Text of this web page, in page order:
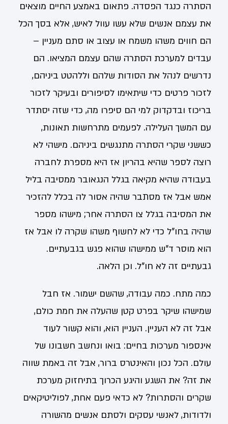
הסתרה כנגד הפסדה. פתאום באמצע החיים מוצאים
את עצמם אנשים שלא עשו עוול לאיש, אלא בסך הכל
הם חווים משהו משמח או עצוב או סתם מעניין –
עבדים למערכת הסתרה שהם עצמם המציאו. הם
נדרשים לנהל את הסודות שלהם וללהטט ביניהם,
לזכור פרטים כדי שיתאימו לסיפורים ובעיקר לזכור
בריכוז ובדקדוק למי הם סיפרו מה, כדי שזה יסתדר
עם המשך העלילה. לפעמים מתרחשות תאונות,
כששני שקרי הסתרה מתנגשים ביניהם. מישהי לא
רוצה לספר שהיא בהריון אז היא מספרת לחברה
בעבודה שהיא מקיאה בגלל הנגאובר ממסיבה בליל
אמש אבל אז מסתבר שהיה אסור לה בכלל להזכיר
את המסיבה בגלל צו הסתרה אחר; מישהו מספר
שהיה בחו"ל כדי לא לחשוף משהו שקרה לו אבל אז
הוא מוסר ד"ש ממישהו שהוא פגש בגבעתיים.
גבעתיים זה לא חו"ל. וכן הלאה.
כמה מתח. כמה עבודה, שהשם ישמור. אז חבל
שמישהו שיקר בפרט קטן שהעלה את חמת כולם,
אבל זה לא העניין. העניין הוא, והוא קשור לעוד
אינספור מערכות בחיים: בואו ונחשב חשבונו של
עולם. הכל נכון והאינטרס ברור, אבל זה באמת שווה
את זה? את השגע והיגע הכרוך בתיחזוק מערכת
שקרים והסתרות? לא כדאי פעם אחת, לפוליטיקאים
ולדודות, לאנשי עסקים ולסתם אנשים מהשורה